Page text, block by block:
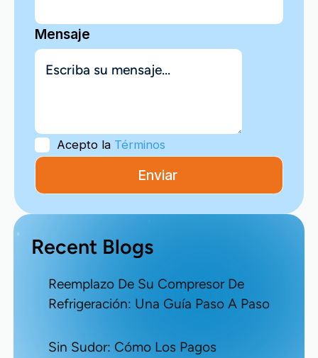
Mensaje
Acepto la Términos
Recent Blogs
Reemplazo De Su Compresor De
Refrigeración: Una Guía Paso A Paso
Sin Sudor: Cómo Los Pagos